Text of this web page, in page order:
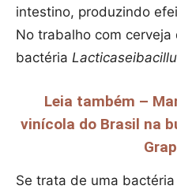
intestino, produzindo
No trabalho com
bactéria
Leia também –
vinícola do Brasil na
Se trata de uma